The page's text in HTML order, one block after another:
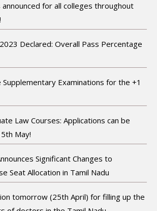
for all colleges throughout
Declared: Overall Pass Percentage
Examinations for the +1
Law Courses: Applications can be
May!
Significant Changes to
Seat Allocation in Tamil Nadu
tomorrow (25th April) for filling up the